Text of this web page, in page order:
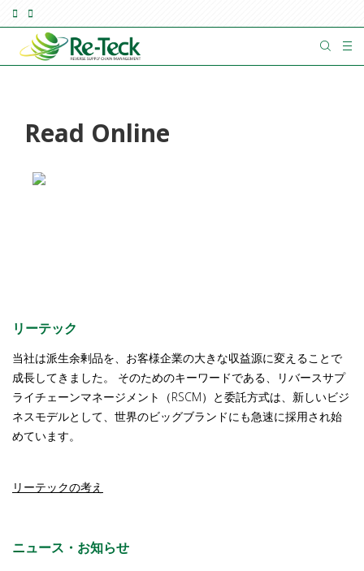
Read Online
リーテック
当社は派生余剰品を、お客様企業の大きな収益源に変えることで
成長してきました。 そのためのキーワードである、リバースサプ
ライチェーンマネージメント（RSCM）と委託方式は、新しいビジ
ネスモデルとして、世界のビッグブランドにも急速に採用され始
めています。
リーテックの考え
ニュース・お知らせ